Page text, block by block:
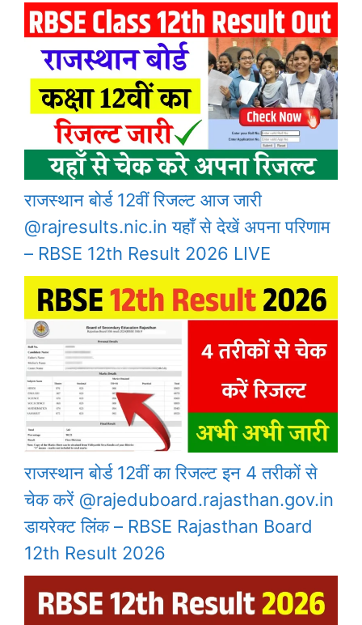
राजस्थान बोर्ड 12वीं रिजल्ट आज जारी
@rajresults.nic.in यहाँ से देखें अपना परिणाम
– RBSE 12th Result 2026 LIVE
राजस्थान बोर्ड 12वीं का रिजल्ट इन 4 तरीकों से
चेक करें @rajeduboard.rajasthan.gov.in
डायरेक्ट लिंक – RBSE Rajasthan Board
12th Result 2026